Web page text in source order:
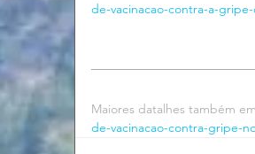
de-vacinacao-contra-a-
Maiores datalhes também
de-vacinacao-contra-gripe-